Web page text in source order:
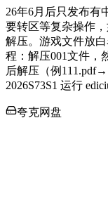
26年6月后只发布有
要转区等复杂操作
解压。游戏文件放
程：解压001文件，
后解压（例
2026S73S1 运行
夸克网盘